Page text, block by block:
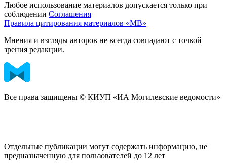
Любое использование материалов допускается только при
соблюдении Соглашения
Правила цитирования материалов «МВ»
Мнения и взгляды авторов не всегда совпадают с точкой
зрения редакции.
Все права защищены © КИУП «ИА Могилевские ведомости»
Отдельные публикации могут содержать информацию, не
предназначенную для пользователей до 12 лет